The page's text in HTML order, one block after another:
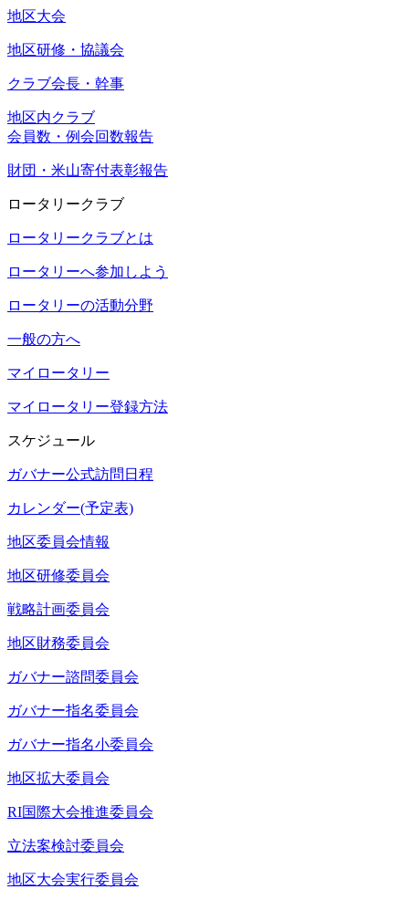
地区大会
地区研修・協議会
クラブ会長・幹事
地区内クラブ
会員数・例会回数報告
財団・米山寄付表彰報告
ロータリークラブ
ロータリークラブとは
ロータリーへ参加しよう
ロータリーの活動分野
一般の方へ
マイロータリー
マイロータリー登録方法
スケジュール
ガバナー公式訪問日程
カレンダー(予定表)
地区委員会情報
地区研修委員会
戦略計画委員会
地区財務委員会
ガバナー諮問委員会
ガバナー指名委員会
ガバナー指名小委員会
地区拡大委員会
RI国際大会推進委員会
立法案検討委員会
地区大会実行委員会